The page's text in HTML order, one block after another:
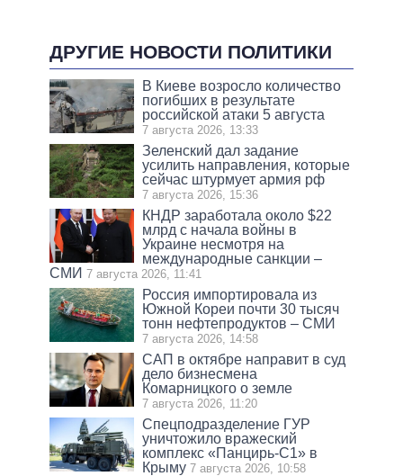
ДРУГИЕ НОВОСТИ ПОЛИТИКИ
В Киеве возросло количество
погибших в результате
российской атаки 5 августа
7 августа 2026, 13:33
Зеленский дал задание
усилить направления, которые
сейчас штурмует армия рф
7 августа 2026, 15:36
КНДР заработала около $22
млрд с начала войны в
Украине несмотря на
международные санкции –
СМИ 7 августа 2026, 11:41
Россия импортировала из
Южной Кореи почти 30 тысяч
тонн нефтепродуктов – СМИ
7 августа 2026, 14:58
САП в октябре направит в суд
дело бизнесмена
Комарницкого о земле
7 августа 2026, 11:20
Спецподразделение ГУР
уничтожило вражеский
комплекс «Панцирь-С1» в
Крыму 7 августа 2026, 10:58